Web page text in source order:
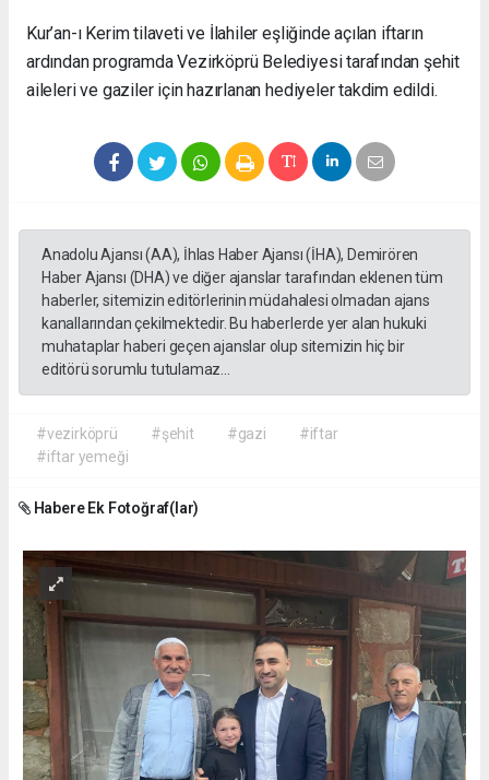
Kur’an-ı Kerim tilaveti ve İlahiler eşliğinde açılan iftarın
ardından programda Vezirköprü Belediyesi tarafından şehit
aileleri ve gaziler için hazırlanan hediyeler takdim edildi.
Anadolu Ajansı (AA), İhlas Haber Ajansı (İHA), Demirören
Haber Ajansı (DHA) ve diğer ajanslar tarafından eklenen tüm
haberler, sitemizin editörlerinin müdahalesi olmadan ajans
kanallarından çekilmektedir. Bu haberlerde yer alan hukuki
muhataplar haberi geçen ajanslar olup sitemizin hiç bir
editörü sorumlu tutulamaz...
#vezirköprü #şehit #gazi
#iftar
#iftar yemeği
Habere Ek Fotoğraf(lar)